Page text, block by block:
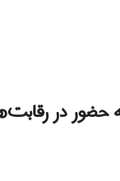
خود را از ادامه حضور در